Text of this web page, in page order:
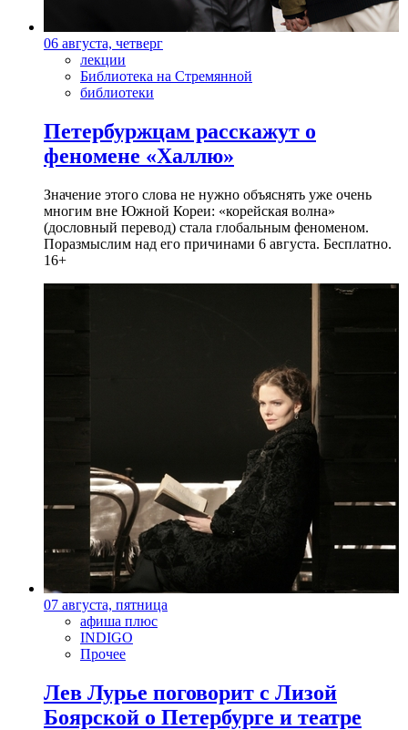
06 августа, четверг
лекции
Библиотека на Стремянной
библиотеки
Петербуржцам расскажут о
феномене «Халлю»
Значение этого слова не нужно объяснять уже очень
многим вне Южной Кореи: «корейская волна»
(дословный перевод) стала глобальным феноменом.
Поразмыслим над его причинами 6 августа. Бесплатно.
16+
07 августа, пятница
афиша плюс
INDIGO
Прочее
Лев Лурье поговорит с Лизой
Боярской о Петербурге и театре